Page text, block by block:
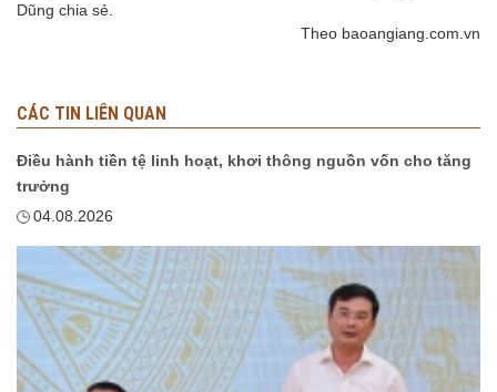
Dũng chia sẻ.
Theo baoangiang.com.vn
CÁC TIN LIÊN QUAN
Điều hành tiền tệ linh hoạt, khơi thông nguồn vốn cho tăng
trưởng
04.08.2026